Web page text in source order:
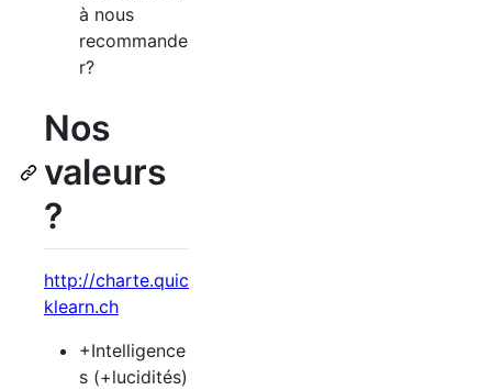
à nous
recommande
r?
Nos
valeurs
?
http://charte.quic
klearn.ch
+Intelligence
s (+lucidités)